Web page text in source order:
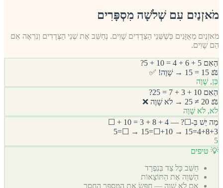
מֹאזְנַיִם עִם שְׁלֹשָׁה מִסְפָּרִים
מֹאזְנַיִם מְאֻזָּנִים כְּשֶׁשְּׁנֵי הַצְּדָדִים שָׁוִים. נְחַשֵּׁב אֶת שְׁנֵי הַצְּדָדִים וְנִרְאֶה אִם
הֵם שָׁוִים.
הַאִם 5 + 6 + 4 = 10 + 5?
⚖️ 15 = 15 → שָׁוֶה! ✅
כֵּן, שָׁוֶה
הַאִם 10 + 3 + 7 = 25?
⚖️ 20 ≠ 25 → לֹא שָׁוֶה ❌
לֹא, לֹא שָׁוֶה
מַה יֵּשׁ בְּ-☐? — 4 + 8 + 3 = 10 + ☐
4+8+3=15 → 10+☐=15 → ☐=5
5
💡 טיפים
חַשֵּׁב כָּל צַד בְּנִפְרָד
הַשְׁוֵה אֶת הַתּוֹצָאוֹת
אִם לֹא שָׁוֶה — חַפֵּשׂ אֶת הַמִּסְפָּר הַחָסֵר